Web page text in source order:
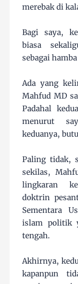
merebak di
Bagi saya,
biasa
sebagai
Ada yang
Mahfud MD
Padahal
menurut
keduanya,
Paling tidak,
sekilas,
lingkaran
doktrin
Sementara
islam politik
tengah.
Akhirnya,
kapanpun